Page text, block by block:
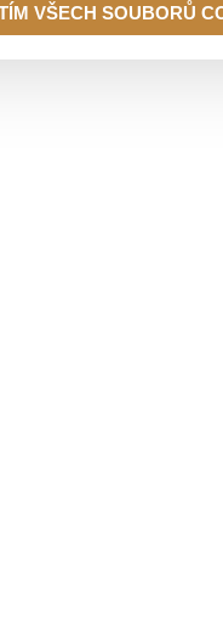
VŠECH SOUBORŮ